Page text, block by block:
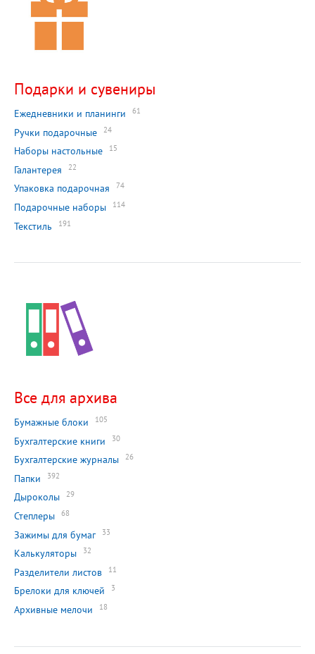
Подарки и сувениры
Ежедневники и планинги 61
Ручки подарочные 24
Наборы настольные 15
Галантерея 22
Упаковка подарочная 74
Подарочные наборы 114
Текстиль 191
Все для архива
Бумажные блоки 105
Бухгалтерские книги 30
Бухгалтерские журналы 26
Папки 392
Дыроколы 29
Степлеры 68
Зажимы для бумаг 33
Калькуляторы 32
Разделители листов 11
Брелоки для ключей 3
Архивные мелочи 18